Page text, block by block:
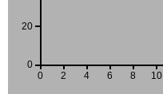
0 2 4 6 8 10
0
20